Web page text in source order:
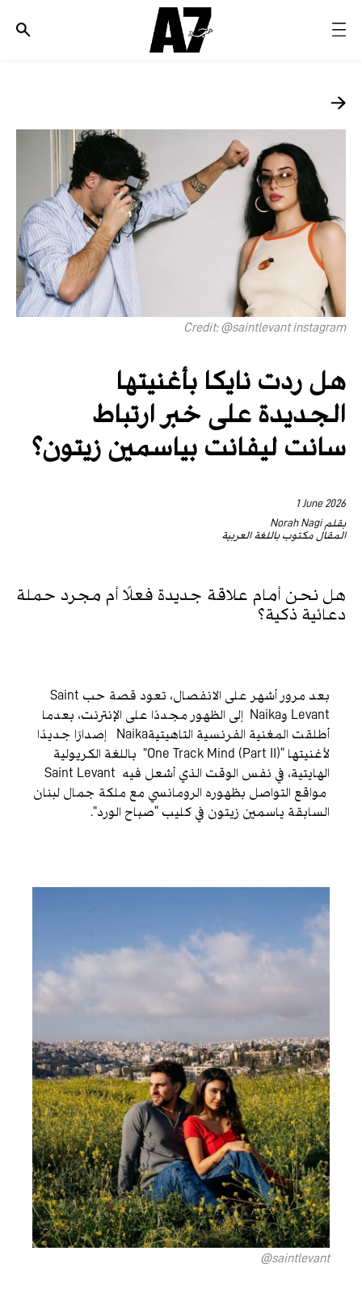
موضة وجمال
ثقافة
ديسكوفري
مجوهرات وساعات
مستقبل
EDITORIALS
WHO/HOW
هل ردت نايكا بأغنيتها
الجديدة على خبر ارتباط
سانت ليفانت بياسمين زيتون؟
1 June 2026
بقلم Norah Nagi
المقال مكتوب باللغة العربية
هل نحن أمام علاقة جديدة فعلًا أم مجرد حملة
دعائية ذكية؟
Credit: @saintlevant instagram
بعد مرور أشهر على الانفصال، تعود قصة حب Saint
Levant وNaika إلى الظهور مجددًا على الإنترنت، بعدما
أطلقت المغنية الفرنسية التاهيتيةNaika إصدارًا جديدًا
لأغنيتها “One Track Mind (Part II)” باللغة الكريولية
الهايتية، في نفس الوقت الذي أشعل فيه Saint Levant
مواقع التواصل بظهوره الرومانسي مع ملكة جمال لبنان
السابقة ياسمين زيتون في كليب “صباح الورد”.
saintlevant@